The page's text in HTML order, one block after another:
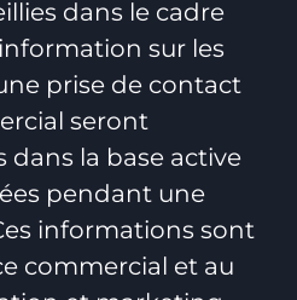
dans le cadre
sur les
prise de contact
seront
dans la base active
pendant une
informations sont
commercial et au